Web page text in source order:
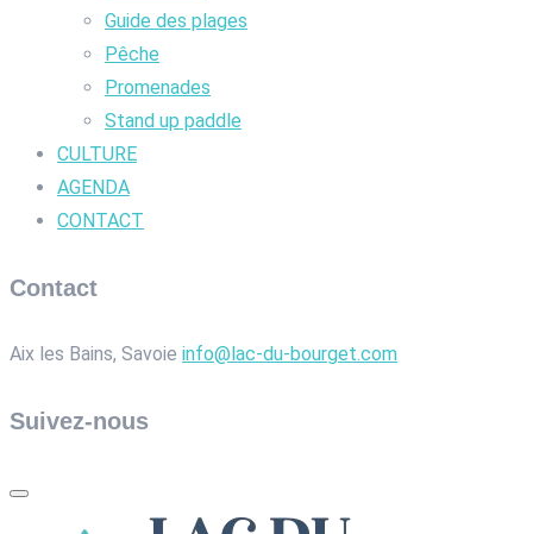
Guide des plages
Pêche
Promenades
Stand up paddle
CULTURE
AGENDA
CONTACT
Contact
Aix les Bains, Savoie info@lac-du-bourget.com
Suivez-nous